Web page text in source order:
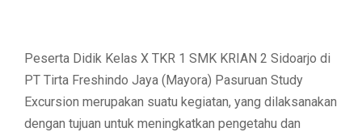
Peserta Didik Kelas X TKR 1 SMK KRIAN 2 Sidoarjo di
PT Tirta Freshindo Jaya (Mayora) Pasuruan Study
Excursion merupakan suatu kegiatan, yang dilaksanakan
dengan tujuan untuk meningkatkan pengetahu dan